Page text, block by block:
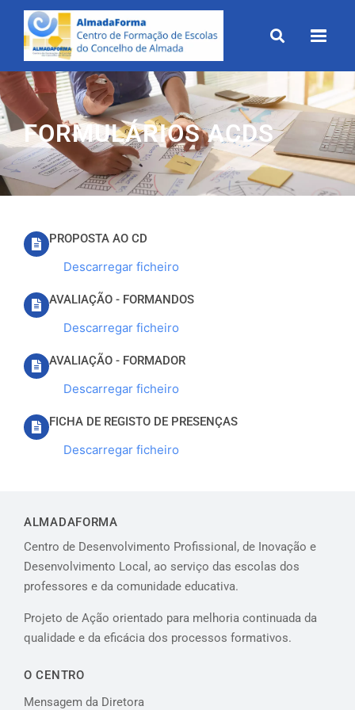
content
FORMULÁRIOS ACDS
PROPOSTA AO CD
Descarregar ficheiro
AVALIAÇÃO - FORMANDOS
Descarregar ficheiro
AVALIAÇÃO - FORMADOR
Descarregar ficheiro
FICHA DE REGISTO DE PRESENÇAS
Descarregar ficheiro
ALMADAFORMA
Centro de Desenvolvimento Profissional, de Inovação e
Desenvolvimento Local, ao serviço das escolas dos
professores e da comunidade educativa.
Projeto de Ação orientado para melhoria continuada da
qualidade e da eficácia dos processos formativos.
O CENTRO
Mensagem da Diretora